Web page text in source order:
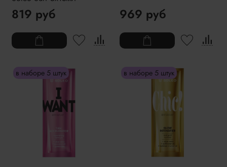
819 руб 969 руб
в наборе 5 штук в наборе 5 штук